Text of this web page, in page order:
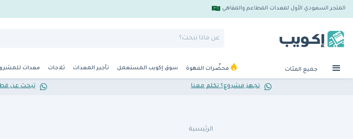
المتجر السعودي الأول لمعدات المطاعم والمقاهي
جميع الفئات محضِّرات القهوة سوق إكويب المستعمل تأجير المعدات ثلاجات معدات
تجهز مشروع؟ تكلم معنا تبحث عن
الرئيسية